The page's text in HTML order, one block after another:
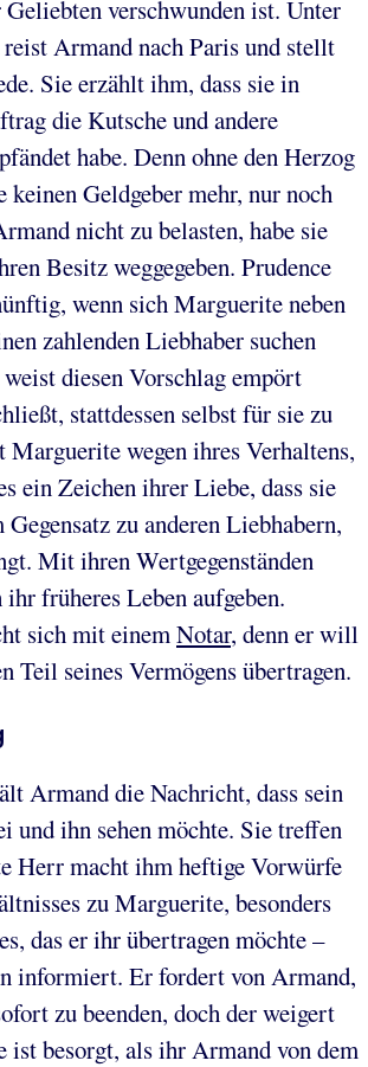
verschwunden ist. Unter
Armand nach Paris und stellt
Sie erzählt ihm, dass sie in
die Kutsche und andere
habe. Denn ohne den Herzog
keinen Geldgeber mehr, nur noch
nicht zu belasten, habe sie
Besitz weggegeben. Prudence
wenn sich Marguerite neben
zahlenden Liebhaber suchen
diesen Vorschlag empört
stattdessen selbst für sie zu
Marguerite wegen ihres Verhaltens,
ein Zeichen ihrer Liebe, dass sie
zu anderen Liebhabern,
Mit ihren Wertgegenständen
früheres Leben aufgeben.
sich mit einemNotar, denn er will
Teil seines Vermögens übertragen.
Armand die Nachricht, dass sein
und ihn sehen möchte. Sie treffen
Herr macht ihm heftige Vorwürfe
zu Marguerite, besonders
das er ihr übertragen möchte –
informiert. Er fordert von Armand,
zu beenden, doch der weigert
ist besorgt, als ihr Armand von dem